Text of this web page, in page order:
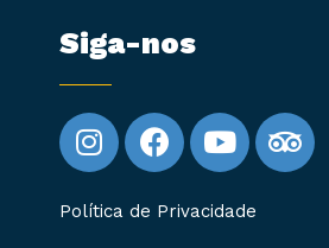
Siga-nos
Política de Privacidade